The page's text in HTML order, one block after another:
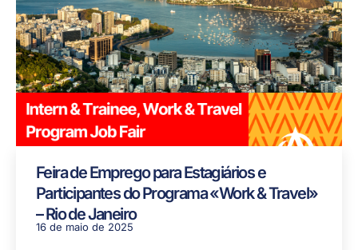
Feira de Emprego para Estagiários e
Participantes do Programa «Work & Travel»
– Rio de Janeiro
16 de maio de 2025